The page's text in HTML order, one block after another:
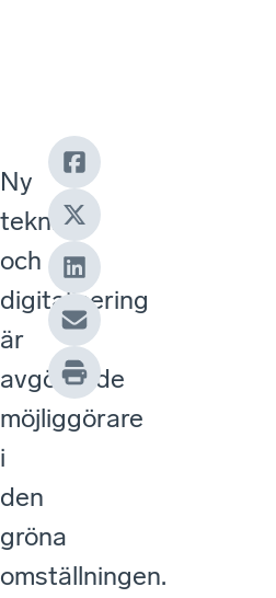
Ny
teknik
och
digitalisering
är
avgörande
möjliggörare
i
den
gröna
omställningen.